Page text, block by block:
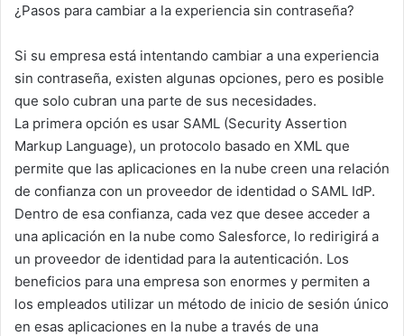
¿Pasos para cambiar a la experiencia sin contraseña?
Si su empresa está intentando cambiar a una experiencia
sin contraseña, existen algunas opciones, pero es posible
que solo cubran una parte de sus necesidades.
La primera opción es usar SAML (Security Assertion
Markup Language), un protocolo basado en XML que
permite que las aplicaciones en la nube creen una relación
de confianza con un proveedor de identidad o SAML IdP.
Dentro de esa confianza, cada vez que desee acceder a
una aplicación en la nube como Salesforce, lo redirigirá a
un proveedor de identidad para la autenticación. Los
beneficios para una empresa son enormes y permiten a
los empleados utilizar un método de inicio de sesión único
en esas aplicaciones en la nube a través de una